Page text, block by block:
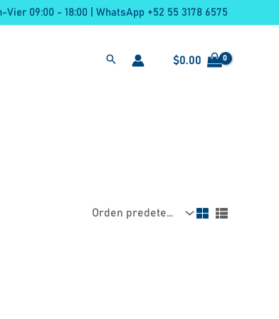
Vier 09:00 - 18:00 | WhatsApp +52 55 3178 6575
$0.00